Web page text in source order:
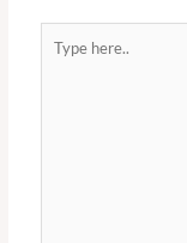
here..